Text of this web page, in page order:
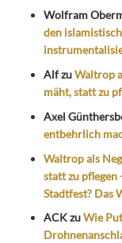
Wolfram
den
AlfzuWaltrop
mäht, statt zu
Axel
entbehrlich
Waltrop als
statt zu pflegen
Stadtfest? Das
ACKzuWie